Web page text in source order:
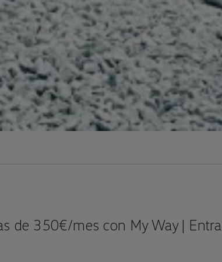
de 350€/mes con My Way |